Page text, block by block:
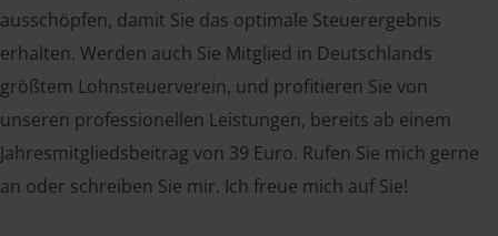
ausschöpfen, damit Sie das optimale Steuerergebnis
erhalten. Werden auch Sie Mitglied in Deutschlands
größtem Lohnsteuerverein, und profitieren Sie von
unseren professionellen Leistungen, bereits ab einem
Jahresmitgliedsbeitrag von 39 Euro. Rufen Sie mich gerne
an oder schreiben Sie mir. Ich freue mich auf Sie!